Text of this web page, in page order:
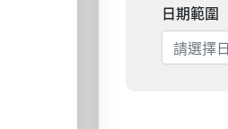
日期範圍